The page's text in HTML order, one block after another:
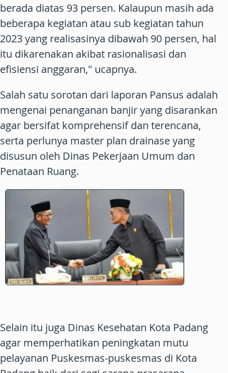
berada diatas 93 persen. Kalaupun masih ada
beberapa kegiatan atau sub kegiatan tahun
2023 yang realisasinya dibawah 90 persen, hal
itu dikarenakan akibat rasionalisasi dan
efisiensi anggaran," ucapnya.
Salah satu sorotan dari laporan Pansus adalah
mengenai penanganan banjir yang disarankan
agar bersifat komprehensif dan terencana,
serta perlunya master plan drainase yang
disusun oleh Dinas Pekerjaan Umum dan
Penataan Ruang.
Selain itu juga Dinas Kesehatan Kota Padang
agar memperhatikan peningkatan mutu
pelayanan Puskesmas-puskesmas di Kota